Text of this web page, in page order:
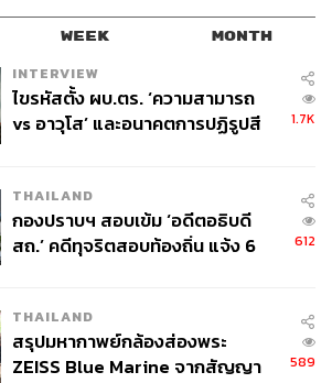
WEEK MONTH
INTERVIEW
ไขรหัสตั้ง ผบ.ตร. ‘ความสามารถ
vs อาวุโส’ และอนาคตการปฏิรูปสี
1.7K
THAILAND
กองปราบฯ สอบเข้ม ‘อดีตอธิบดี
สถ.’ คดีทุจริตสอบท้องถิ่น แจ้ง 6
612
THAILAND
สรุปมหากาพย์กล้องส่องพระ
ZEISS Blue Marine จากสัญญา
589